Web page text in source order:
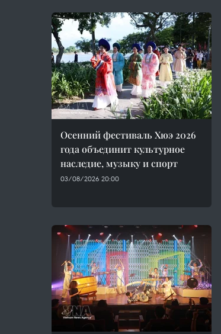
Осенний фестиваль Хюэ 2026
года объединит культурное
наследие, музыку и спорт
03/08/2026 20:00